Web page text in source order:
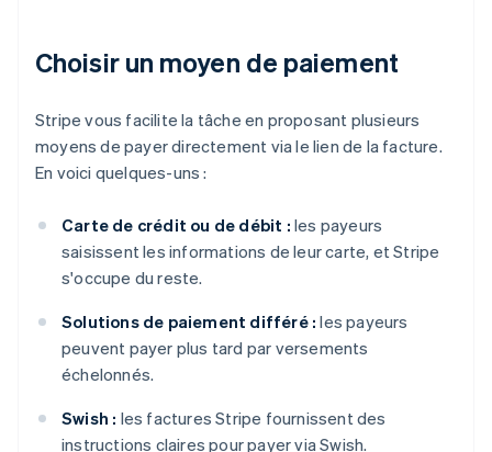
Choisir un moyen de paiement
Stripe vous facilite la tâche en proposant plusieurs
moyens de payer directement via le lien de la facture.
En voici quelques-uns :
Carte de crédit ou de débit : les payeurs
saisissent les informations de leur carte, et Stripe
s'occupe du reste.
Solutions de paiement différé : les payeurs
peuvent payer plus tard par versements
échelonnés.
Swish : les factures Stripe fournissent des
instructions claires pour payer via Swish.